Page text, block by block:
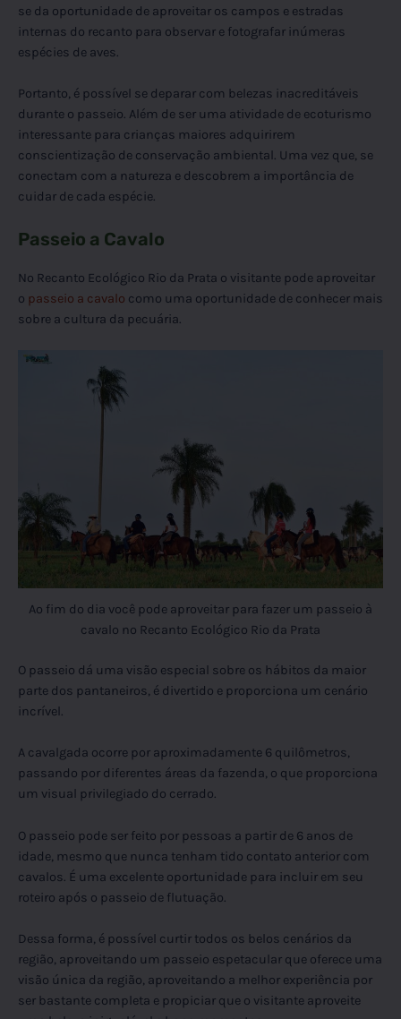
se da oportunidade de aproveitar os campos e estradas
internas do recanto para observar e fotografar inúmeras
espécies de aves.
Portanto, é possível se deparar com belezas inacreditáveis
durante o passeio. Além de ser uma atividade de ecoturismo
interessante para crianças maiores adquirirem
conscientização de conservação ambiental. Uma vez que, se
conectam com a natureza e descobrem a importância de
cuidar de cada espécie.
Passeio a Cavalo
No Recanto Ecológico Rio da Prata o visitante pode aproveitar
o passeio a cavalo como uma oportunidade de conhecer mais
sobre a cultura da pecuária.
Ao fim do dia você pode aproveitar para fazer um passeio à
cavalo no Recanto Ecológico Rio da Prata
O passeio dá uma visão especial sobre os hábitos da maior
parte dos pantaneiros, é divertido e proporciona um cenário
incrível.
A cavalgada ocorre por aproximadamente 6 quilômetros,
passando por diferentes áreas da fazenda, o que proporciona
um visual privilegiado do cerrado.
O passeio pode ser feito por pessoas a partir de 6 anos de
idade, mesmo que nunca tenham tido contato anterior com
cavalos. É uma excelente oportunidade para incluir em seu
roteiro após o passeio de flutuação.
Dessa forma, é possível curtir todos os belos cenários da
região, aproveitando um passeio espetacular que oferece uma
visão única da região, aproveitando a melhor experiência por
ser bastante completa e propiciar que o visitante aproveite